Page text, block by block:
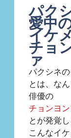
パク
愛中
イケ
チョ
ァ
パクシネ
とは、な
俳優の
チョンヨ
とが発覚し
こんなイ